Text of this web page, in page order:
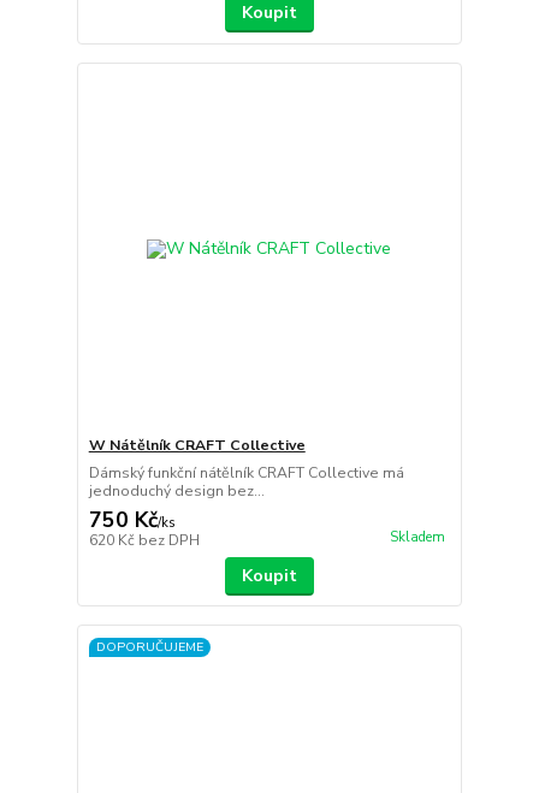
Koupit
W Nátělník CRAFT Collective
Dámský funkční nátělník CRAFT Collective má
jednoduchý design bez...
750 Kč/ks
620 Kč bez DPH Skladem
Koupit
DOPORUČUJEME